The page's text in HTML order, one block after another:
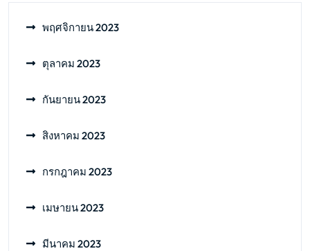
พฤศจิกายน 2023
ตุลาคม 2023
กันยายน 2023
สิงหาคม 2023
กรกฎาคม 2023
เมษายน 2023
มีนาคม 2023